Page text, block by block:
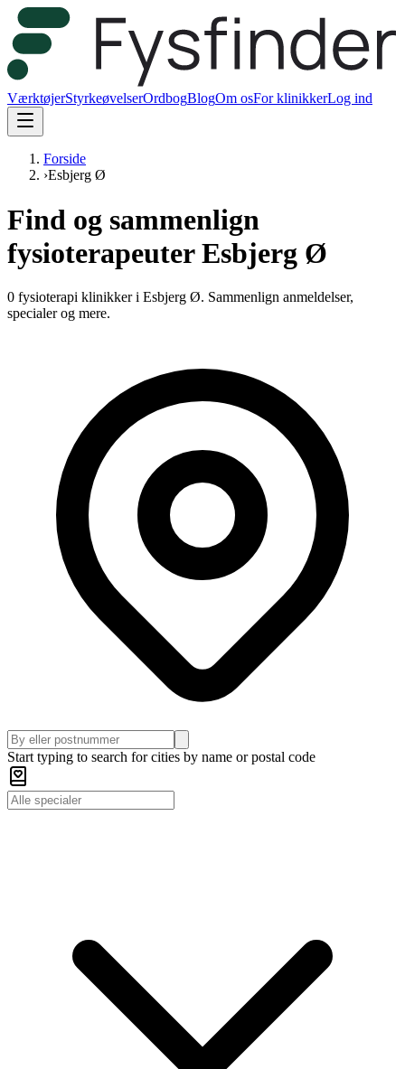
VærktøjerStyrkeøvelserOrdbogBlogOm osFor klinikkerLog ind
Forside
›Esbjerg Ø
Find og sammenlign
fysioterapeuter Esbjerg Ø
0 fysioterapi klinikker i Esbjerg Ø. Sammenlign anmeldelser,
specialer og mere.
Start typing to search for cities by name or postal code